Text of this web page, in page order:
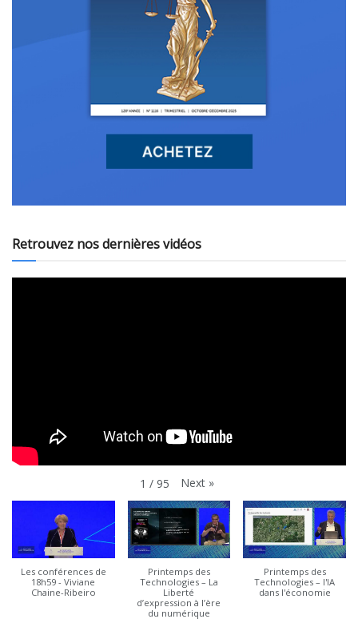
Retrouvez nos dernières vidéos
1 / 95 Next »
Les conférences de
18h59 - Viviane
Chaine-Ribeiro
Printemps des
Technologies – La
Liberté
d’expression à l’ère
du numérique
Printemps des
Technologies – l'IA
dans l'économie